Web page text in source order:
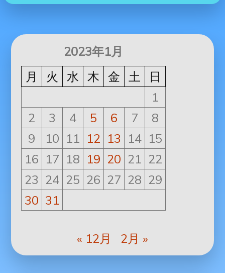
2023年1月
月
火 水 木 金 土
日
1
2
3 4 5 6 7
8
9
10 11 12 13 14 15
16 17 18 19 20 21 22
23 24 25 26 27 28 29
30 31
« 12月 2月 »